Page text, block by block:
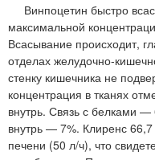
Винпоцетин быстро
максимальной
Всасывание происходит,
отделах желудочно-
стенку кишечника не
концентрация в тканях
внутрь. Связь с белками
внутрь — 7%. Клиренс
печени (50 л/ч), что